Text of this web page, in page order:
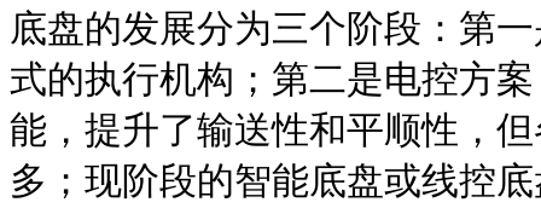
底盘的发展分为三个阶段：第
式的执行机构；第二是电控方
能，提升了输送性和平顺性，
多；现阶段的智能底盘或线控